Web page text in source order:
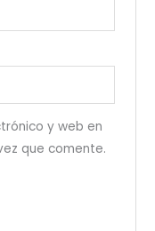
y web en
que comente.